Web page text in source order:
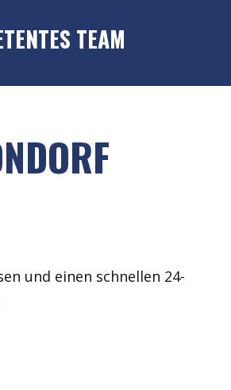
TEAM
und einen schnellen 24-